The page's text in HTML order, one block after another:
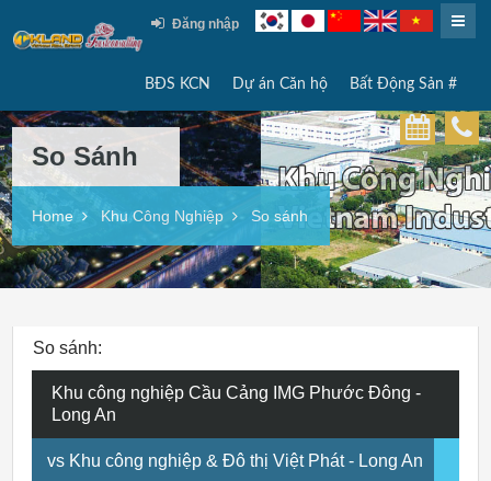
Đăng nhập
BĐS KCN Dự án Căn hộ Bất Động Sản #
So Sánh
Home Khu Công Nghiệp So sánh
So sánh:
Khu công nghiệp Cầu Cảng IMG Phước Đông -
Long An
vs Khu công nghiệp & Đô thị Việt Phát - Long An